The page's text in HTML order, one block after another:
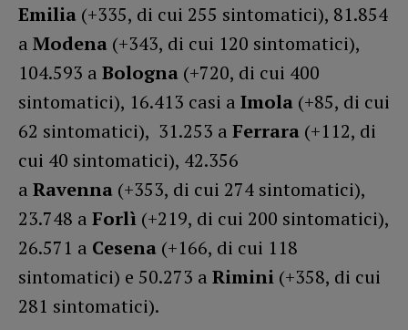
Emilia (+335, di cui 255 sintomatici), 81.854
a Modena (+343, di cui 120 sintomatici),
104.593 a Bologna (+720, di cui 400
sintomatici), 16.413 casi a Imola (+85, di cui
62 sintomatici), 31.253 a Ferrara (+112, di
cui 40 sintomatici), 42.356
a Ravenna (+353, di cui 274 sintomatici),
23.748 a Forlì (+219, di cui 200 sintomatici),
26.571 a Cesena (+166, di cui 118
sintomatici) e 50.273 a Rimini (+358, di cui
281 sintomatici).